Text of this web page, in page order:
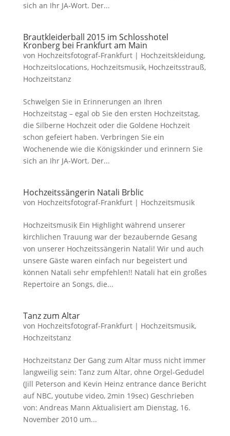
sich an Ihr JA-Wort. Der...
Brautkleiderball 2015 im Schlosshotel
Kronberg bei Frankfurt am Main
von Hochzeitsfotograf-Frankfurt| Hochzeitskleidung,
Hochzeitslocations, Hochzeitsmusik, Hochzeitsstrauß,
Hochzeitstanz
Schwelgen Sie in Erinnerungen an Ihren
Hochzeitstag – egal ob Sie den ersten Hochzeitstag,
die Silberne Hochzeit oder die Goldene Hochzeit
schon gefeiert haben. Verbringen Sie ein
Wochenende wie die Königskinder und erinnern Sie
sich an Ihr JA-Wort. Der...
Hochzeitssängerin Natali Brblic
von Hochzeitsfotograf-Frankfurt| Hochzeitsmusik
Hochzeitsmusik Ein Highlight während unserer
kirchlichen Trauung war der bezaubernde Gesang
von unserer Hochzeitssängerin Natali! Wir und auch
unsere Gäste waren einfach nur begeistert und
können Natali sehr empfehlen!! Natali hat ein großes
Repertoire an Songs, die...
Tanz zum Altar
von Hochzeitsfotograf-Frankfurt| Hochzeitsmusik,
Hochzeitstanz
Hochzeitstanz Der Gang zum Altar muss nicht immer
langweilig sein: Tanz zum Altar, ohne Orgel-Gedudel
(Jill Peterson and Kevin Heinz entrance dance Bericht
auf NBC, youtube video, 2min 19sec) Geschrieben
von: Andreas Mann Aktualisiert am Dienstag, 16.
November 2010 um...